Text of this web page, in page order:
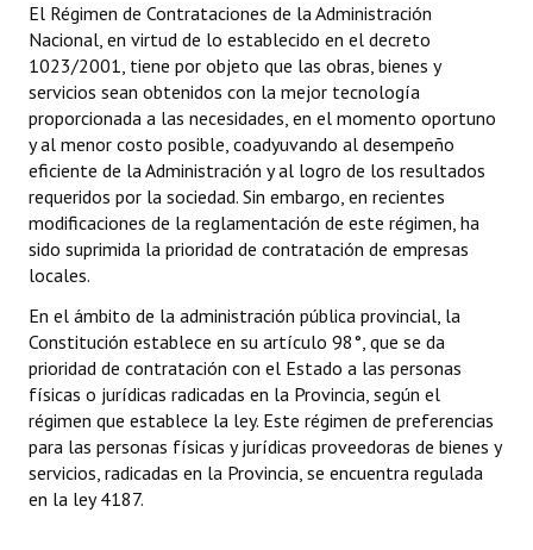
Antiguos Pobladores
Noticias Destacadas
Registros y Distinciones
Datos Históricos
Premio al Mérito - Registro
Audiencias Públicas - Registro
Mujeres que Dejaron Huellas - Registro
Periodistas Decanos - Registro
Ciudadano Ilustre - Registro
Banca del Vecino - Registro
El Régimen de Contrataciones de la Administración
Nacional, en virtud de lo establecido en el decreto
1023/2001, tiene por objeto que las obras, bienes y
servicios sean obtenidos con la mejor tecnología
proporcionada a las necesidades, en el momento oportuno
y al menor costo posible, coadyuvando al desempeño
eficiente de la Administración y al logro de los resultados
requeridos por la sociedad. Sin embargo, en recientes
modificaciones de la reglamentación de este régimen, ha
sido suprimida la prioridad de contratación de empresas
locales.
En el ámbito de la administración pública provincial, la
Constitución establece en su artículo 98°, que se da
prioridad de contratación con el Estado a las personas
físicas o jurídicas radicadas en la Provincia, según el
régimen que establece la ley. Este régimen de preferencias
para las personas físicas y jurídicas proveedoras de bienes y
servicios, radicadas en la Provincia, se encuentra regulada
en la ley 4187.